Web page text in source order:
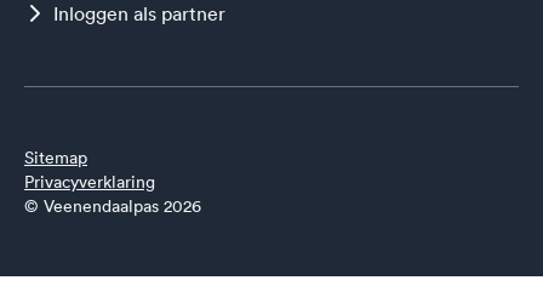
Inloggen als partner
Sitemap
Privacyverklaring
© Veenendaalpas 2026